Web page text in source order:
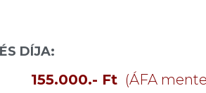
DÍJA:
155.000.- Ft (ÁFA